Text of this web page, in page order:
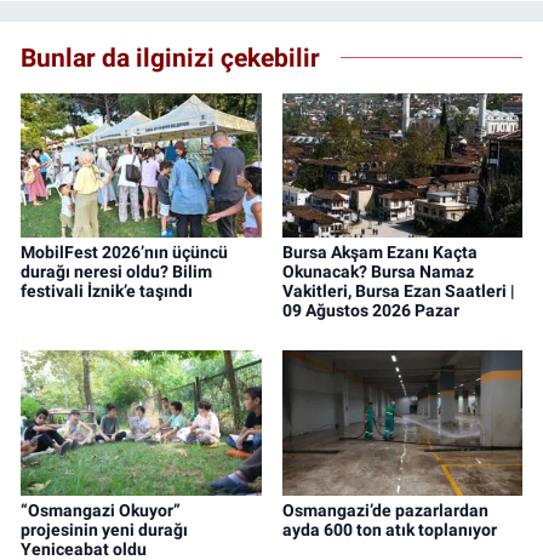
Bunlar da ilginizi çekebilir
MobilFest 2026’nın üçüncü
durağı neresi oldu? Bilim
festivali İznik’e taşındı
Bursa Akşam Ezanı Kaçta
Okunacak? Bursa Namaz
Vakitleri, Bursa Ezan Saatleri |
09 Ağustos 2026 Pazar
“Osmangazi Okuyor”
projesinin yeni durağı
Yeniceabat oldu
Osmangazi’de pazarlardan
ayda 600 ton atık toplanıyor